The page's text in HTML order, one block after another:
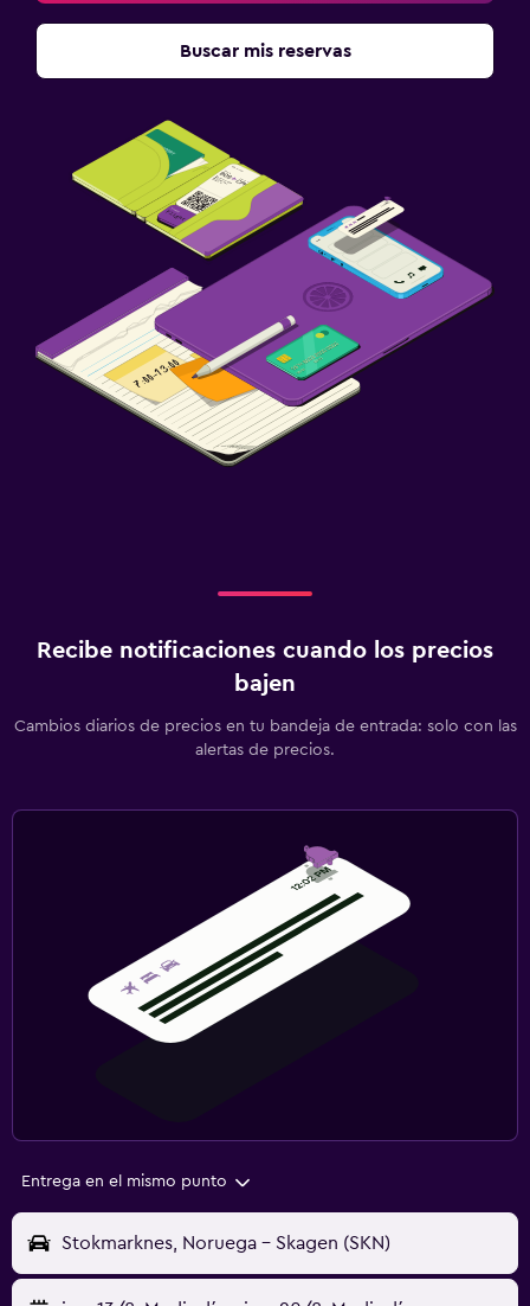
Buscar mis reservas
Recibe notificaciones cuando los precios
bajen
Cambios diarios de precios en tu bandeja de entrada: solo con las
alertas de precios.
Entrega en el mismo punto
Stokmarknes, Noruega - Skagen (SKN)